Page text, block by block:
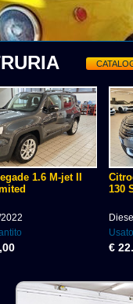
1.6 M-jet II
130
€